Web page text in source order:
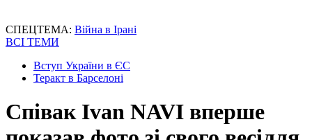
СПЕЦТЕМА: Війна в Ірані
ВСІ ТЕМИ
Вступ України в ЄС
Теракт в Барселоні
Співак Ivan NAVI вперше